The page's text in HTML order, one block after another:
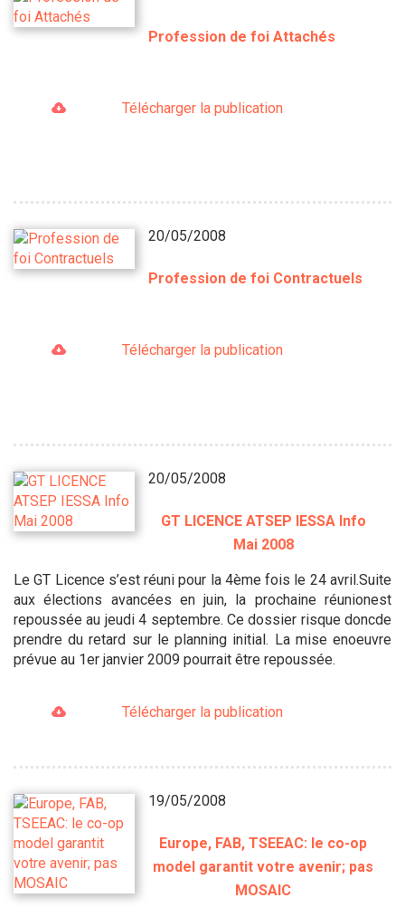
Profession de foi Attachés
Télécharger la publication
20/05/2008
Profession de foi Contractuels
Télécharger la publication
20/05/2008
GT LICENCE ATSEP IESSA Info
Mai 2008
Le GT Licence s’est réuni pour la 4ème fois le 24 avril.Suite
aux élections avancées en juin, la prochaine réunionest
repoussée au jeudi 4 septembre. Ce dossier risque doncde
prendre du retard sur le planning initial. La mise enoeuvre
prévue au 1er janvier 2009 pourrait être repoussée.
Télécharger la publication
19/05/2008
Europe, FAB, TSEEAC: le co-op
model garantit votre avenir; pas
MOSAIC